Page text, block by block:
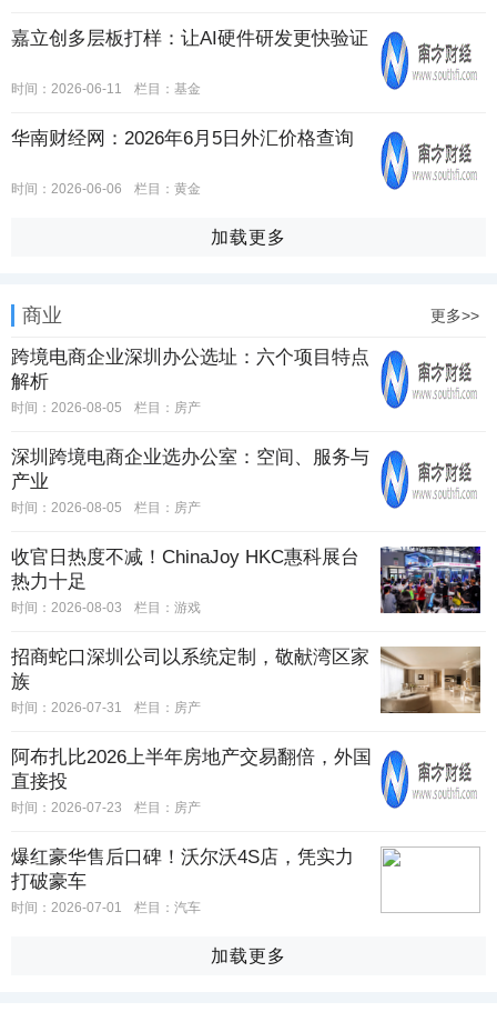
嘉立创多层板打样：让AI硬件研发更快验证
时间：2026-06-11 栏目： 基金
华南财经网：2026年6月5日外汇价格查询
时间：2026-06-06 栏目： 黄金
加载更多
商业 更多>>
跨境电商企业深圳办公选址：六个项目特点
解析
时间：2026-08-05 栏目： 房产
深圳跨境电商企业选办公室：空间、服务与
产业
时间：2026-08-05 栏目： 房产
收官日热度不减！ChinaJoy HKC惠科展台
热力十足
时间：2026-08-03 栏目： 游戏
招商蛇口深圳公司以系统定制，敬献湾区家
族
时间：2026-07-31 栏目： 房产
阿布扎比2026上半年房地产交易翻倍，外国
直接投
时间：2026-07-23 栏目： 房产
爆红豪华售后口碑！沃尔沃4S店，凭实力
打破豪车
时间：2026-07-01 栏目： 汽车
加载更多